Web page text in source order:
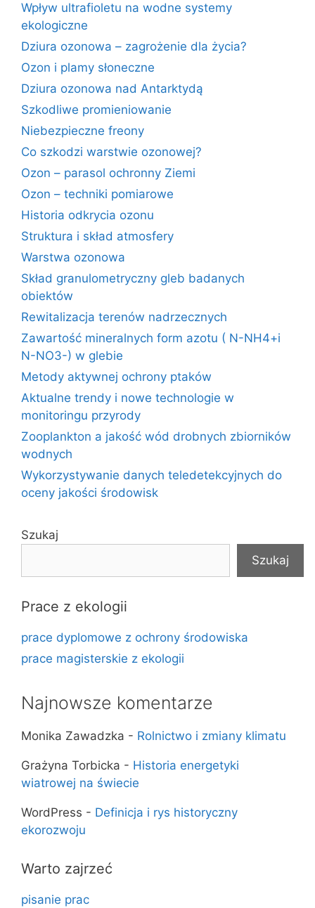
Wpływ ultrafioletu na wodne systemy
ekologiczne
Dziura ozonowa – zagrożenie dla życia?
Ozon i plamy słoneczne
Dziura ozonowa nad Antarktydą
Szkodliwe promieniowanie
Niebezpieczne freony
Co szkodzi warstwie ozonowej?
Ozon – parasol ochronny Ziemi
Ozon – techniki pomiarowe
Historia odkrycia ozonu
Struktura i skład atmosfery
Warstwa ozonowa
Skład granulometryczny gleb badanych
obiektów
Rewitalizacja terenów nadrzecznych
Zawartość mineralnych form azotu ( N-NH4+i
N-NO3-) w glebie
Metody aktywnej ochrony ptaków
Aktualne trendy i nowe technologie w
monitoringu przyrody
Zooplankton a jakość wód drobnych zbiorników
wodnych
Wykorzystywanie danych teledetekcyjnych do
oceny jakości środowisk
Szukaj
Szukaj
Prace z ekologii
prace dyplomowe z ochrony środowiska
prace magisterskie z ekologii
Najnowsze komentarze
Monika Zawadzka - Rolnictwo i zmiany klimatu
Grażyna Torbicka - Historia energetyki
wiatrowej na świecie
WordPress - Definicja i rys historyczny
ekorozwoju
Warto zajrzeć
pisanie prac